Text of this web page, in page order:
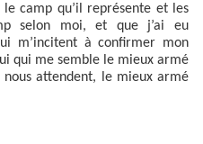
camp qu’il représente et les
selon moi, et que j’ai eu
m’incitent à confirmer mon
qui me semble le mieux armé
attendent, le mieux armé